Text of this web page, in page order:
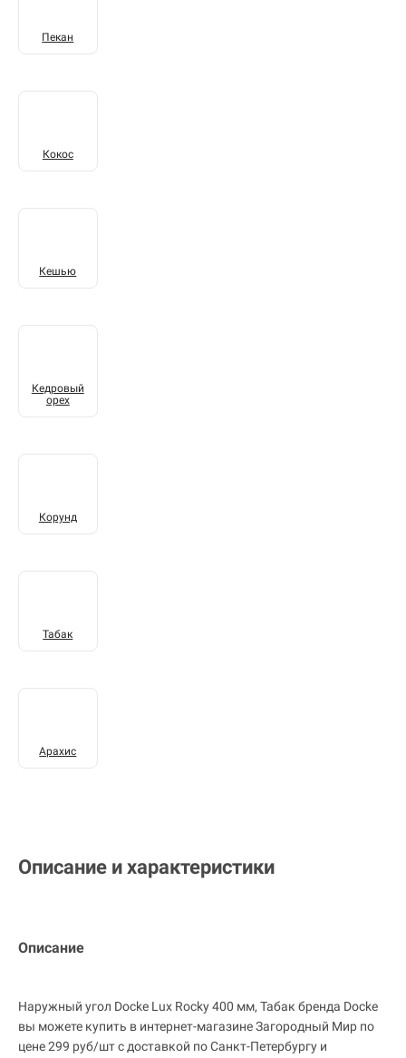
Пекан
Кокос
Кешью
Кедровый
орех
Корунд
Табак
Арахис
Описание и характеристики
Описание
Наружный угол Docke Lux Rocky 400 мм, Табак бренда Docke
вы можете купить в интернет-магазине Загородный Мир по
цене 299 руб/шт с доставкой по Санкт-Петербургу и